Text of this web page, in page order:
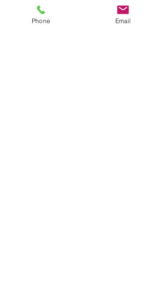
Phone Email